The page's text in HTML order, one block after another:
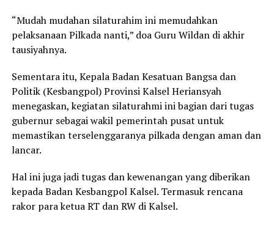
“Mudah mudahan silaturahim ini memudahkan
pelaksanaan Pilkada nanti,” doa Guru Wildan di akhir
tausiyahnya.
Sementara itu, Kepala Badan Kesatuan Bangsa dan
Politik (Kesbangpol) Provinsi Kalsel Heriansyah
menegaskan, kegiatan silaturahmi ini bagian dari tugas
gubernur sebagai wakil pemerintah pusat untuk
memastikan terselenggaranya pilkada dengan aman dan
lancar.
Hal ini juga jadi tugas dan kewenangan yang diberikan
kepada Badan Kesbangpol Kalsel. Termasuk rencana
rakor para ketua RT dan RW di Kalsel.